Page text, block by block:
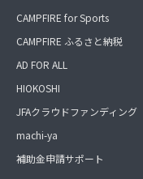
CAMPFIRE for Sports
CAMPFIRE ふるさと納税
AD FOR ALL
HIOKOSHI
JFAクラウドファンディング
machi-ya
補助金申請サポート